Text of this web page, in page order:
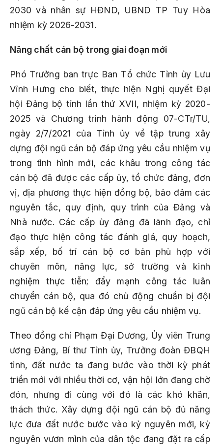
2030 và nhân sự HĐND, UBND TP Tuy Hòa
nhiệm kỳ 2026-2031.
Nâng chất cán bộ trong giaiđoạn mới
Phó Trưởng ban trực Ban Tổ chức Tỉnh ủy Lưu
Vĩnh Hưng cho biết, thực hiện Nghị quyết Đại
hội Đảng bộ tỉnh lần thứ XVII, nhiệm kỳ 2020-
2025 và Chương trình hành động 07-CTr/TU,
ngày 2/7/2021 của Tỉnh ủy về tập trung xây
dựng đội ngũ cán bộ đáp ứng yêu cầu nhiệm vụ
trong tình hình mới, các khâu trong công tác
cán bộ đã được các cấp ủy, tổ chức đảng, đơn
vị, địa phương thực hiện đồng bộ, bảo đảm các
nguyên tắc, quy định, quy trình của Đảng và
Nhà nước. Các cấp ủy đảng đã lãnh đạo, chỉ
đạo thực hiện công tác đánh giá, quy hoạch,
sắp xếp, bố trí cán bộ cơ bản phù hợp với
chuyên môn, năng lực, sở trường và kinh
nghiệm thực tiễn; đẩy mạnh công tác luân
chuyển cán bộ, qua đó chủ động chuẩn bị đội
ngũ cán bộ kế cận đáp ứng yêu cầu nhiệm vụ.
Theo đồng chí Phạm Đại Dương, Ủy viên Trung
ương Đảng, Bí thư Tỉnh ủy, Trưởng đoàn ĐBQH
tỉnh, đất nước ta đang bước vào thời kỳ phát
triển mới với nhiều thời cơ, vận hội lớn đang chờ
đón, nhưng đi cùng với đó là các khó khăn,
thách thức. Xây dựng đội ngũ cán bộ đủ năng
lực đưa đất nước bước vào kỷ nguyên mới, kỷ
nguyên vươn mình của dân tộc đang đặt ra cấp